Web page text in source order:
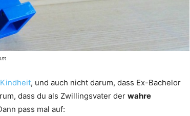
, und auch nicht darum, dass Ex-Bachelor
dass du als Zwillingsvater der wahre
pass mal auf: